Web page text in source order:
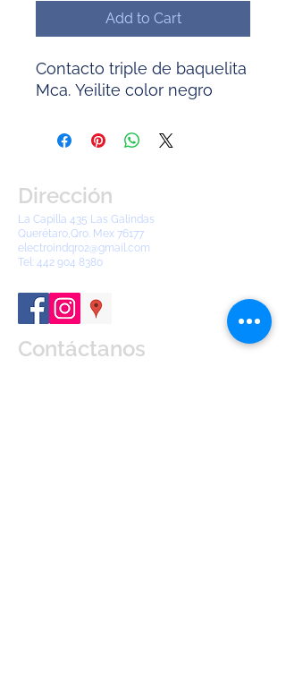
Add to Cart
Contacto triple de baquelita
Mca. Yeilite color negro
Dirección
La Capilla 435 Las Galindas
Querétaro,Qro. Mex 76177
electroindqro2@gmail.com
Tel: 442 904 8380
Contáctanos